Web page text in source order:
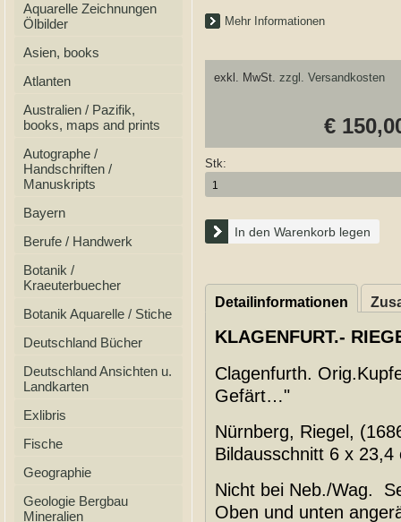
Aquarelle Zeichnungen
Ölbilder
Asien, books
Atlanten
Australien / Pazifik,
books, maps and prints
Autographe /
Handschriften /
Manuskripts
Bayern
Berufe / Handwerk
Botanik /
Kraeuterbuecher
Botanik Aquarelle / Stiche
Deutschland Bücher
Deutschland Ansichten u.
Landkarten
Exlibris
Fische
Geographie
Geologie Bergbau
Mineralien
Mehr Informationen
exkl. MwSt. zzgl. Versandkosten
€
Stk:
In den Warenkorb legen
Detailinformationen
KLAGENFURT.-
Clagenfurth.
Gefärt…"
Nürnberg, Riegel,
Bildausschnitt 6 x 23,4
Nicht bei Neb./Wag.
Oben und unten